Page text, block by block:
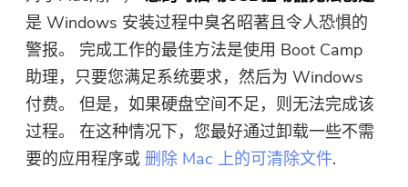
免费视频转换器
免费视频编辑器
免费照片压缩机
是 Windows 安装过程中臭名昭著且令人恐惧的
警报。 完成工作的最佳方法是使用 Boot Camp
助理，只要您满足系统要求，然后为 Windows
付费。 但是，如果硬盘空间不足，则无法完成该
过程。 在这种情况下，您最好通过卸载一些不需
要的应用程序或删除 Mac 上的可清除文件.